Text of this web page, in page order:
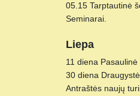
05.15 Tarptautinė
Seminarai.
Liepa
11 diena
30 diena
Antraštės naujų